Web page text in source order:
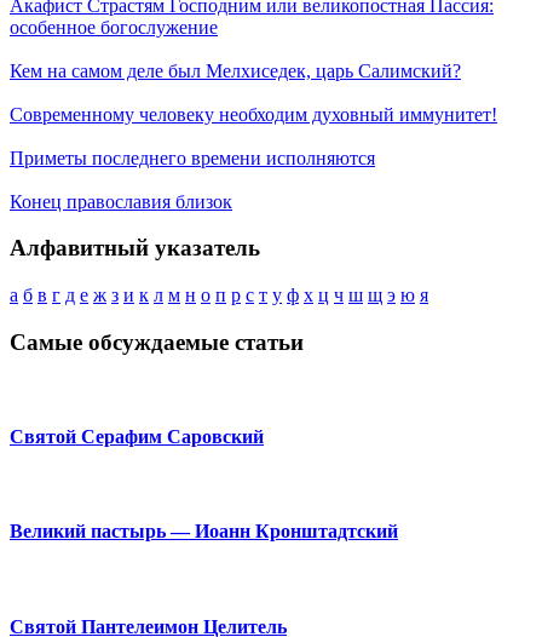
Акафист Страстям Господним или великопостная Пассия:
особенное богослужение
Кем на самом деле был Мелхиседек, царь Салимский?
Современному человеку необходим духовный иммунитет!
Приметы последнего времени исполняются
Конец православия близок
Алфавитный указатель
а б в г д е ж з и к л м н о п р с т у ф х ц ч ш щ э ю я
Самые обсуждаемые статьи
Святой Серафим Саровский
Великий пастырь — Иоанн Кронштадтский
Святой Пантелеимон Целитель